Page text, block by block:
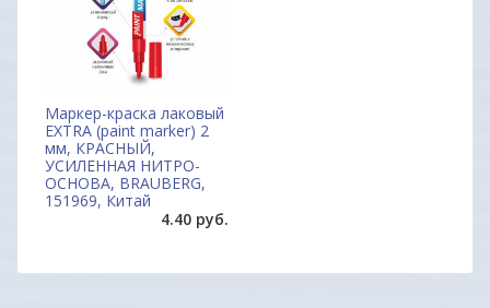
Маркер-краска лаковый
EXTRA (paint marker) 2
мм, КРАСНЫЙ,
УСИЛЕННАЯ НИТРО-
ОСНОВА, BRAUBERG,
151969, Китай
4.40 руб.